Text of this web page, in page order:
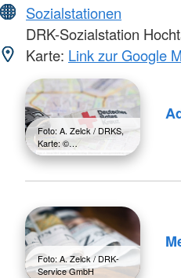
Sozialstationen
DRK-Sozialstation
Karte: Link zur Google
Foto: A. Zelck / DRKS,
Karte: ©…
Foto: A. Zelck / DRK-
Service GmbH